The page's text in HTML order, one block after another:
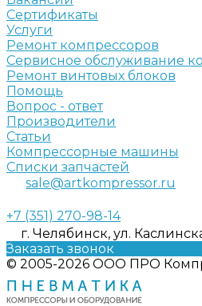
Сертификаты
Услуги
Ремонт компрессоров
Сервисное обслуживание
Ремонт винтовых блоков
Помощь
Вопрос - ответ
Производители
Статьи
Компрессорные машины
Списки запчастей
sale@artkompressor.ru
+7 (351) 270-98-14
г. Челябинск, ул.
Заказать звонок
© 2005-2026 ООО ПРО